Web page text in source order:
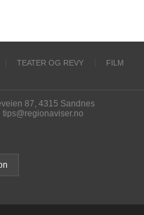
TEATER OG REVY
FILM
87, 4315 Sandnes
tips@regionaviser.no